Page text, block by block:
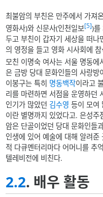
최불암의 부친은 만주에서 가져
영화사)와 신문사(인천일보 [5])를
두고 부친이 갑자기 세상을 떠
의 영정을 들고 영화 시사회에
모친 이명숙 여사는 서울 명동에
은 금방 당대 문화인들의 사랑
이봉구는 특히 명동백작이라고
리를 마련하면 서점을 운영하던
인기가 많았던 김수영 등이 모여
이란 별명까지 있었다고. 은성
암은 단골이었던 당대 문화인들
인생에 있어 예술에 대해 알려
적 다큐멘터리마다 어머니를 추
텔레비전에 비친다.
2.2. 배우 활동